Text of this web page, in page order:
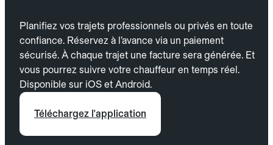
Planifiez vos trajets professionnels ou privés en toute
confiance. Réservez à l’avance via un paiement
sécurisé. À chaque trajet une facture sera générée. Et
vous pourrez suivre votre chauffeur en temps réel.
Disponible sur iOS et Android.
Téléchargez l'application